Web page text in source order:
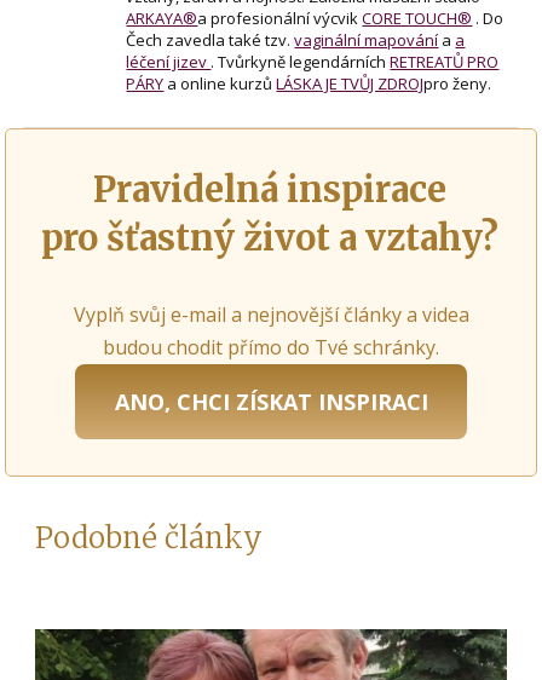
ARKAYA®a profesionální výcvikCORE TOUCH® . Do
Čech zavedla také tzv.vaginální mapování a a
léčení jizev . Tvůrkyně legendárníchRETREATŮ PRO
PÁRY a online kurzůLÁSKA JE TVŮJ ZDROJpro ženy.
Pravidelná inspirace
pro šťastný život a vztahy?
Vyplň svůj e-mail a nejnovější články a videa
budou chodit přímo do Tvé schránky.
ANO, CHCI ZÍSKAT INSPIRACI
Podobné články